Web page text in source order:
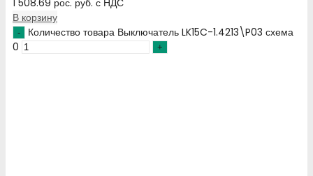
В корзину
Количество товара Выключатель LK15C-1.4213\P03 схема
0